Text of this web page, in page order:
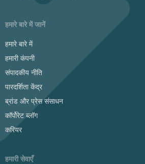
हमारे बारे में जानें
हमारे बारे में
हमारी कंपनी
संपादकीय नीति
पारदर्शिता केंद्र
ब्रांड और प्रेस संसाधन
कॉर्पोरेट ब्लॉग
करियर
हमारी सेवाएँ